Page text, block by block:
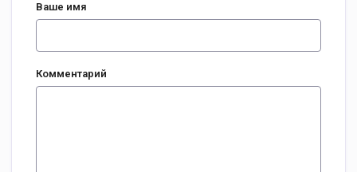
Ваше имя
Комментарий